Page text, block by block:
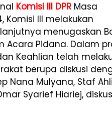
Komisi III DPR Masa
III melakukan
menugaskan
Acara Pidana. Dalam
Keahlian telah
berupa diskusi
Mulyana, Staf
Syarief Hiariej,